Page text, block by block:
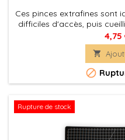
Ces pinces extrafines sont
difficiles d'accès, puis
pièces et composants
4,75


Rupture de stock